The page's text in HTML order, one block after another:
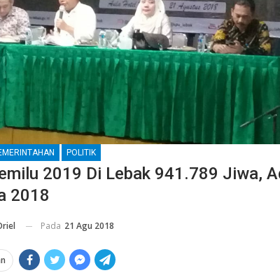
POLITIK
2019 Di Lebak 941.789 Jiwa,
2018
Pada 21 Agu 2018